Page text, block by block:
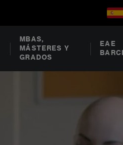
MBAS,
MÁSTERES Y
GRADOS
EAE